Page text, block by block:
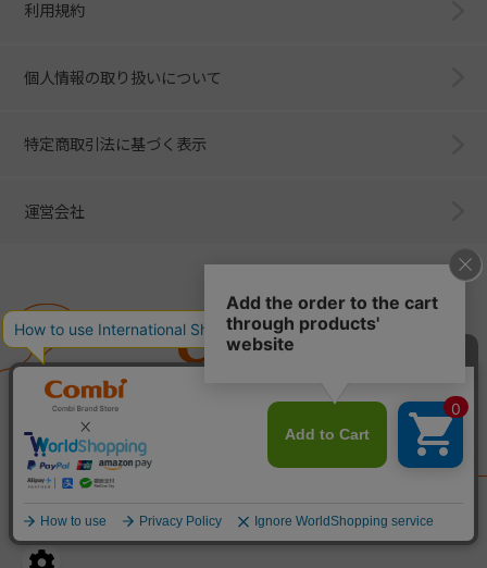
利用規約
個人情報の取り扱いについて
特定商取引法に基づく表示
運営会社
子育てに、イノベーションを。
ベビー用品のコンビ株式会社
All Right Reserved. Copyright © Combi Corporation.